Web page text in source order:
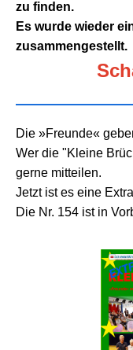
zu finden.
Es wurde wieder
zusammengestellt.
Die »Freunde«
Wer die "Kleine
gerne mitteilen.
Jetzt ist es eine
Die Nr. 154 ist in